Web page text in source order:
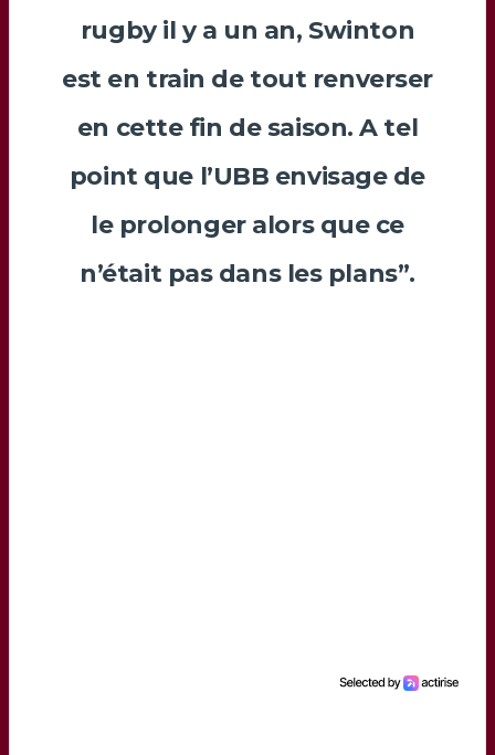
rugby il y a un an, Swinton
est en train de tout renverser
en cette fin de saison. A tel
point que l’UBB envisage de
le prolonger alors que ce
n’était pas dans les plans”.